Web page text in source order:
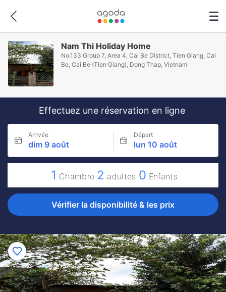
Nam Thi Holiday Home
No.133 Group 7, Area 4, Cai Be District, Tien Giang, Cai
Be, Cai Be (Tien Giang), Dong Thap, Vietnam
Effectuez une réservation en ligne
Arrivée
dim 9 août
Départ
lun 10 août
1 Chambre 2 adultes 0 Enfants
Vérifier la disponibilité & les prix